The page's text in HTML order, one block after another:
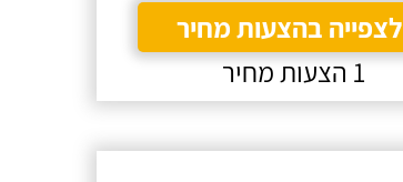
לצפייה בהצעות מחיר
1 הצעות מחיר